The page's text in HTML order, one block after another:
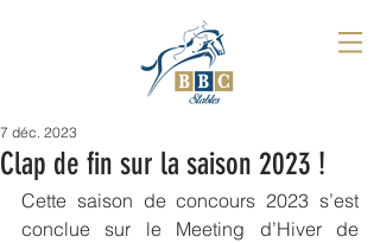
Clap de fin sur la saison 2023 !
7 déc. 2023
Cette saison de concours 2023 s’est
conclue sur le Meeting d’Hiver de